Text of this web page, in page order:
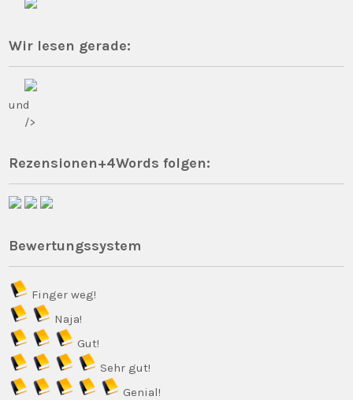
Wir lesen gerade:
und
/>
Rezensionen+4Words folgen:
Bewertungssystem
Finger weg!
Naja!
Gut!
Sehr gut!
Genial!